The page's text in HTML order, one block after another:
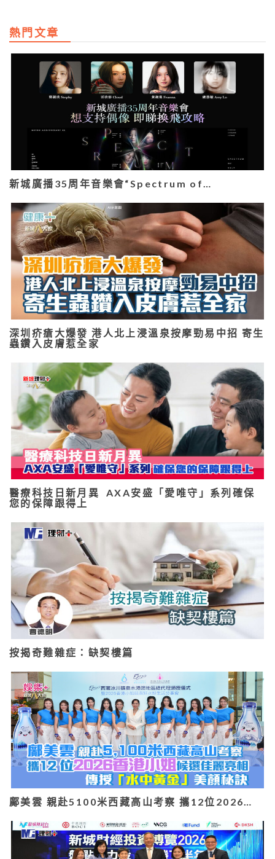
熱門文章
新城廣播35周年音樂會“Spectrum of…
深圳疥瘡大爆發 港人北上浸溫泉按摩勁易中招 寄生
蟲鑽入皮膚惹全家
醫療科技日新月異 AXA安盛「愛唯守」系列確保
您的保障跟得上
按揭奇難雜症：缺契樓篇
鄺美雲 親赴5100米西藏高山考察 攜12位2026…